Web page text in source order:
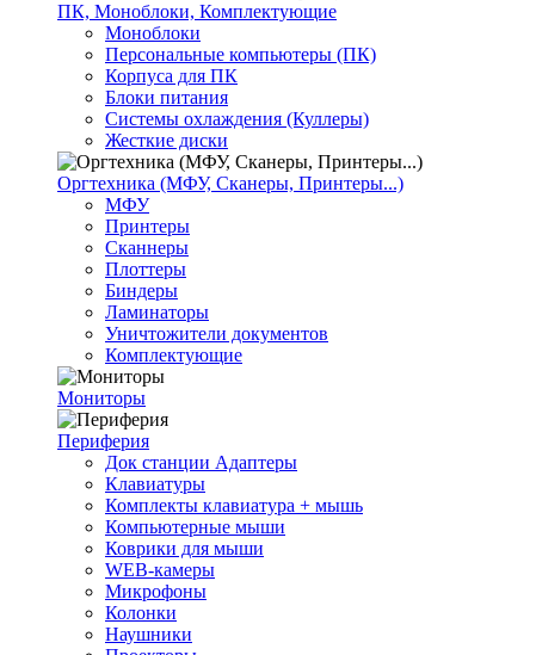
ПК, Моноблоки, Комплектующие
Моноблоки
Персональные компьютеры (ПК)
Корпуса для ПК
Блоки питания
Системы охлаждения (Куллеры)
Жесткие диски
Оргтехника (МФУ, Сканеры, Принтеры...)
МФУ
Принтеры
Сканнеры
Плоттеры
Биндеры
Ламинаторы
Уничтожители документов
Комплектующие
Мониторы
Периферия
Док станции Адаптеры
Клавиатуры
Комплекты клавиатура + мышь
Компьютерные мыши
Коврики для мыши
WEB-камеры
Микрофоны
Колонки
Наушники